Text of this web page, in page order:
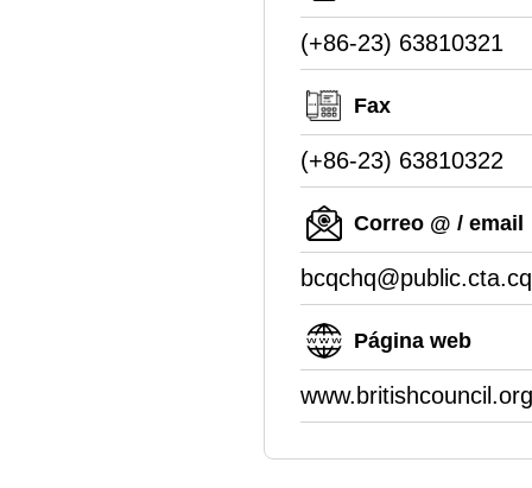
(+86-23) 63810321
Fax
(+86-23) 63810322
Correo @ / email
Página web